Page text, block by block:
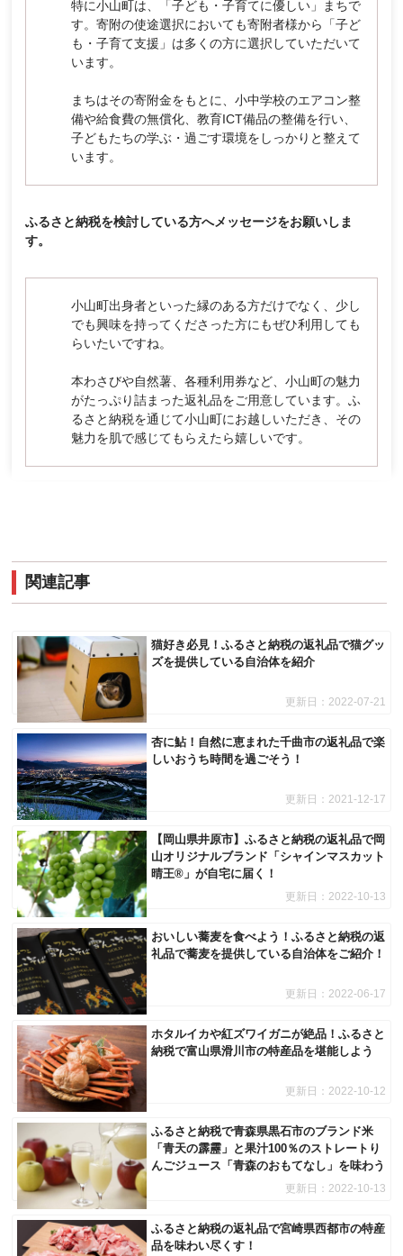
特に小山町は、「子ども・子育てに優しい」まちで
す。寄附の使途選択においても寄附者様から「子ど
も・子育て支援」は多くの方に選択していただいて
います。
まちはその寄附金をもとに、小中学校のエアコン整
備や給食費の無償化、教育ICT備品の整備を行い、
子どもたちの学ぶ・過ごす環境をしっかりと整えて
います。
ふるさと納税を検討している方へメッセージをお願いしま
す。
小山町出身者といった縁のある方だけでなく、少し
でも興味を持ってくださった方にもぜひ利用しても
らいたいですね。
本わさびや自然薯、各種利用券など、小山町の魅力
がたっぷり詰まった返礼品をご用意しています。ふ
るさと納税を通じて小山町にお越しいただき、その
魅力を肌で感じてもらえたら嬉しいです。
関連記事
猫好き必見！ふるさと納税の返礼品で猫グッ
ズを提供している自治体を紹介
更新日： 2022-07-21
杏に鮎！自然に恵まれた千曲市の返礼品で楽
しいおうち時間を過ごそう！
更新日： 2021-12-17
【岡山県井原市】ふるさと納税の返礼品で岡
山オリジナルブランド「シャインマスカット
晴王®️」が自宅に届く！
更新日： 2022-10-13
おいしい蕎麦を食べよう！ふるさと納税の返
礼品で蕎麦を提供している自治体をご紹介！
更新日： 2022-06-17
ホタルイカや紅ズワイガニが絶品！ふるさと
納税で富山県滑川市の特産品を堪能しよう
更新日： 2022-10-12
ふるさと納税で青森県黒石市のブランド米
「青天の霹靂」と果汁100％のストレートり
んごジュース「青森のおもてなし」を味わう
更新日： 2022-10-13
ふるさと納税の返礼品で宮崎県西都市の特産
品を味わい尽くす！